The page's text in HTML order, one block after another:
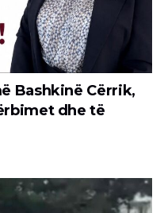
Bashkinë Cërrik,
dhe të